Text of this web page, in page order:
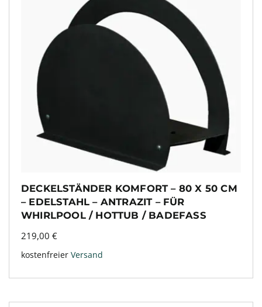
DECKELSTÄNDER KOMFORT – 80 X 50 CM
– EDELSTAHL – ANTRAZIT – FÜR
WHIRLPOOL / HOTTUB / BADEFASS
219,00 €
kostenfreier Versand